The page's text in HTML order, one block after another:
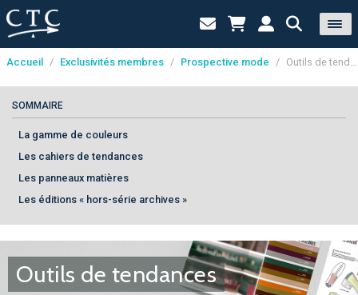
Panneau de gestion des cookies
Accueil / Exclusivités membres / Prospective mode / Outils de tendances
SOMMAIRE
La gamme de couleurs
Les cahiers de tendances
Les panneaux matières
Les éditions « hors-série archives »
Outils de tendances